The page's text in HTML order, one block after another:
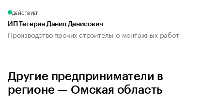
ДЕЙСТВУЕТ
ИП Тетерин Данил Денисович
Производство прочих строительно-монтажных работ
Другие предприниматели в
регионе — Омская область